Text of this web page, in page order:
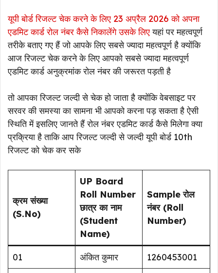
यूपी बोर्ड रिजल्ट चेक करने के लिए 23 अप्रैल 2026 को अपना
एडमिट कार्ड रोल नंबर कैसे निकालेंगे उसके लिएयहां पर महत्वपूर्ण
तरीके बताए गए हैं जो आपके लिए सबसे ज्यादा महत्वपूर्ण है क्योंकि
आज रिजल्ट चेक करने के लिए आपको सबसे ज्यादा महत्वपूर्ण
एडमिट कार्ड अनुक्रमांक रोल नंबर की जरूरत पड़ती है
तो आपका रिजल्ट जल्दी से चेक हो जाता है क्योंकि वेबसाइट पर
सरवर की समस्या का सामना भी आपको करना पड़ सकता है ऐसी
स्थिति में इसलिए जानते हैं रोल नंबर एडमिट कार्ड कैसे मिलेगा क्या
प्रक्रिया है ताकि आप रिजल्ट जल्दी से जल्दी यूपी बोर्ड 10th
रिजल्ट को चेक कर सके
क्रम संख्या
(S.No)
UP Board
Roll Number
छात्र का नाम
(Student
Name)
Sample रोल
नंबर (Roll
Number)
01 अंकित कुमार
1260453001